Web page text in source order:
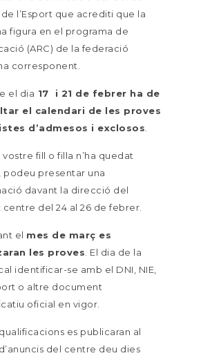
l’Esport que acrediti que la
figura en el programa de
(ARC) de la federació
corresponent.
el dia 17 i 21 de febrer ha de
el calendari de les proves
d’admesos i exclosos
vostre fill o filla n’ha quedat
podeu presentar una
davant la direcció del
centre del 24 al 26 de febrer.
el mes de març es
les proves . El dia de la
identificar-se amb el DNI, NIE,
o altre document
oficial en vigor.
es publicaran al
del centre deu dies